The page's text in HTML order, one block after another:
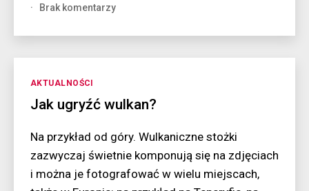
Brak komentarzydo
nad
Kategorie
AKTUALNOŚCI
Jak ugryźć wulkan?
Na przykład od góry. Wulkaniczne stożki
zazwyczaj świetnie komponują się na zdjęciach
i można je fotografować w wielu miejscach,